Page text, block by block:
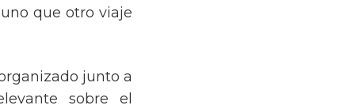
que otro viaje
junto a
sobre el